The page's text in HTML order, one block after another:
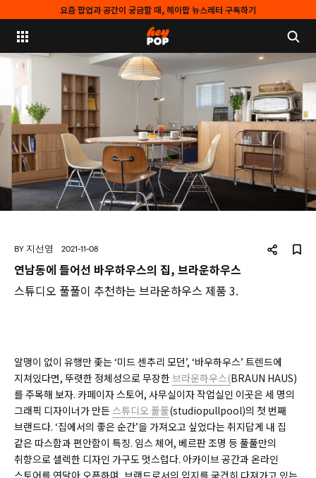
요즘 팝업과 공간이 궁금할 때, 헤이팝 뉴스레터 구독하기
BY 지선영 2021-11-08
연남동에 들어선 바우하우스의 집, 브라운하우스
스튜디오 풀풀이 추천하는 브라운하우스 제품 3.
알맹이 없이 유행만 좇는 ‘미드 센추리 모던’, ‘바우하우스’ 트렌드에
지쳐있다면, 뚜렷한 정체성으로 무장한 브라운하우스(BRAUN HAUS)
를 주목해 보자. 카페이자 스토어, 사무실이자 작업실인 이곳은 세 명의
그래픽 디자이너가 만든스튜디오 풀풀(studiopullpool)의 첫 번째
브랜드다. ‘집에서의 좋은 순간’을 가져오고 싶었다는 취지답게 내 집
같은 따스함과 편안함이 특징. 임스 체어, 베르판 조명 등 풀풀만의
취향으로 셀렉한 디자인 가구도 멋스럽다. 아카이브 공간과 온라인
스토어를 연달아 오픈하며, 브랜드로서의 입지를 굳건히 다져가고 있는